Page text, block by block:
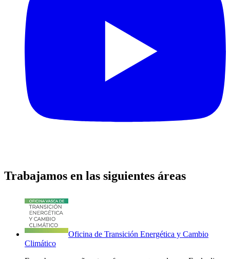
Trabajamos en las siguientes áreas
Oficina de Transición Energética y Cambio
Climático